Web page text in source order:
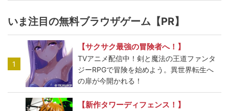
いま注目の無料ブラウザゲーム【PR】
1
【サクサク最強の冒険者へ！】
TVアニメ配信中！剣と魔法の王道ファンタ
ジーRPGで冒険を始めよう。異世界転生へ
の扉が今開かれる！
【新作タワーディフェンス！】